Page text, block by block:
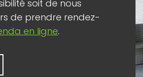
soit de nous
de prendre rendez-
en ligne.